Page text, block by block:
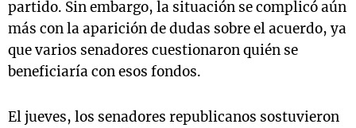
partido. Sin embargo, la situación se complicó aún
más con la aparición de dudas sobre el acuerdo, ya
que varios senadores cuestionaron quién se
beneficiaría con esos fondos.
El jueves, los senadores republicanos sostuvieron